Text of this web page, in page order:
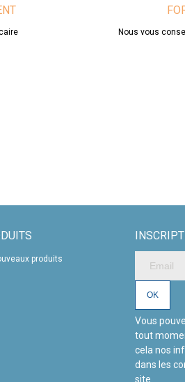
les peaux grasses et mixtes.
de la gamme "Algues" de Massada en
à vos clients et de les aider à obtenir
clients des soins de qualité supérieure qui
et les salons de beauté.
Nous vous
produits
Vous
tout
cela nos
dans les
site.